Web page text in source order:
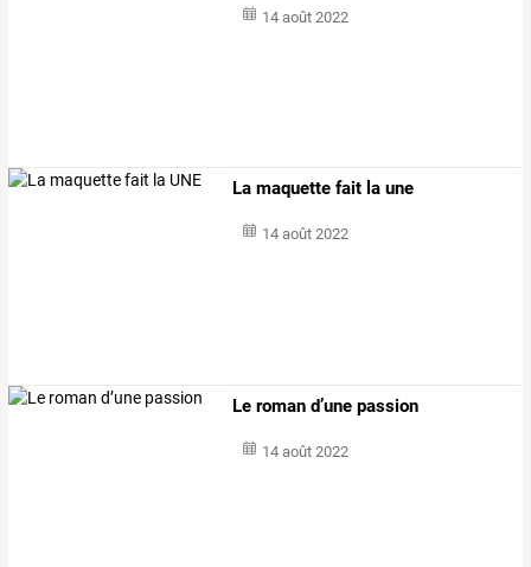
14 août 2022
La maquette fait la une
14 août 2022
Le roman d’une passion
14 août 2022